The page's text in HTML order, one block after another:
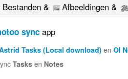
Bestanden & Afbeeldingen &
sync app
Tasks (Local download) enOI
Tasks en Notes